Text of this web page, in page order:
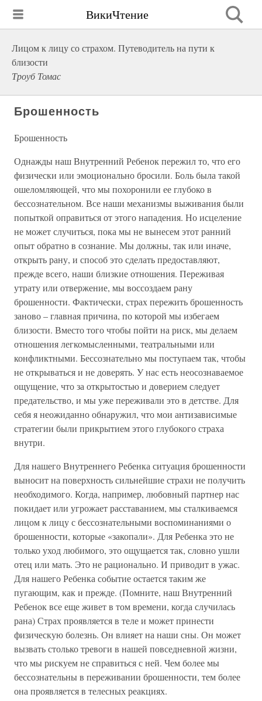
ВикиЧтение
Лицом к лицу со страхом. Путеводитель на пути к
близости
Троуб Томас
Брошенность
Брошенность
Однажды наш Внутренний Ребенок пережил то, что его
физически или эмоционально бросили. Боль была такой
ошеломляющей, что мы похоронили ее глубоко в
бессознательном. Все наши механизмы выживания были
попыткой оправиться от этого нападения. Но исцеление
не может случиться, пока мы не вынесем этот ранний
опыт обратно в сознание. Мы должны, так или иначе,
открыть рану, и способ это сделать предоставляют,
прежде всего, наши близкие отношения. Переживая
утрату или отвержение, мы воссоздаем рану
брошенности. Фактически, страх пережить брошенность
заново – главная причина, по которой мы избегаем
близости. Вместо того чтобы пойти на риск, мы делаем
отношения легкомысленными, театральными или
конфликтными. Бессознательно мы поступаем так, чтобы
не открываться и не доверять. У нас есть неосознаваемое
ощущение, что за открытостью и доверием следует
предательство, и мы уже переживали это в детстве. Для
себя я неожиданно обнаружил, что мои антизависимые
стратегии были прикрытием этого глубокого страха
внутри.
Для нашего Внутреннего Ребенка ситуация брошенности
выносит на поверхность сильнейшие страхи не получить
необходимого. Когда, например, любовный партнер нас
покидает или угрожает расставанием, мы сталкиваемся
лицом к лицу с бессознательными воспоминаниями о
брошенности, которые «закопали». Для Ребенка это не
только уход любимого, это ощущается так, словно ушли
отец или мать. Это не рационально. И приводит в ужас.
Для нашего Ребенка событие остается таким же
пугающим, как и прежде. (Помните, наш Внутренний
Ребенок все еще живет в том времени, когда случилась
рана) Страх проявляется в теле и может принести
физическую болезнь. Он влияет на наши сны. Он может
вызвать столько тревоги в нашей повседневной жизни,
что мы рискуем не справиться с ней. Чем более мы
бессознательны в переживании брошенности, тем более
она проявляется в телесных реакциях.